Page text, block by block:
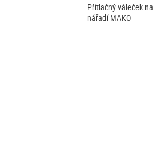
Přítlačný váleček
nářadí MAKO